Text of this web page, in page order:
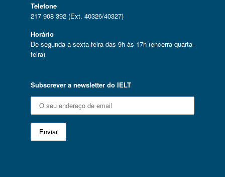
Telefone
217 908 392 (Ext. 40326/40327)
Horário
De segunda a sexta-feira das 9h às 17h (encerra quarta-
feira)
Subscrever a newsletter do IELT